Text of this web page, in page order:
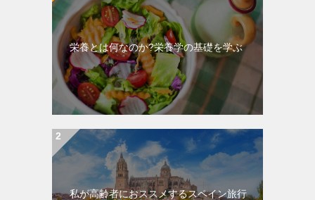
栄養とは何なのか?栄養学の基礎を学ぶ
私が高齢者におススメするスペイン旅行